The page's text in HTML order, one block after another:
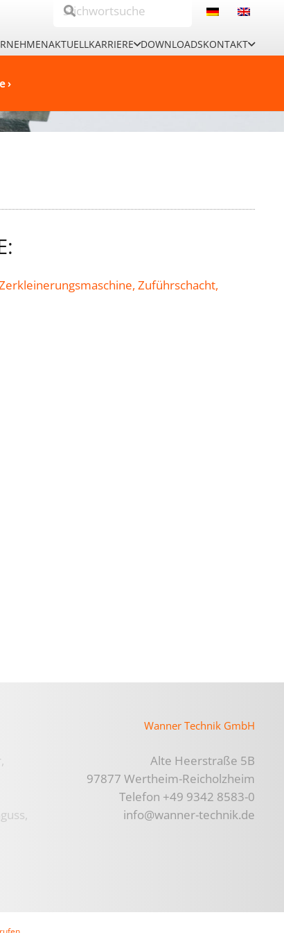
AKTUELLKARRIERE DOWNLOADSKONTAKT
›
Zuführschacht,
Wanner Technik GmbH
Alte Heerstraße 5B
97877 Wertheim-Reicholzheim
Telefon +49 9342 8583-0
info@wanner-technik.de